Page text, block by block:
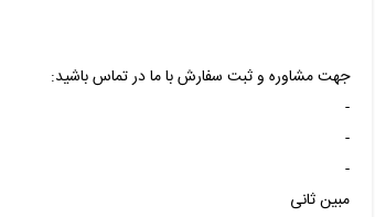
جهت مشاوره و ثبت سفارش با ما در تماس باشید:
-
-
-
مبین ثانی